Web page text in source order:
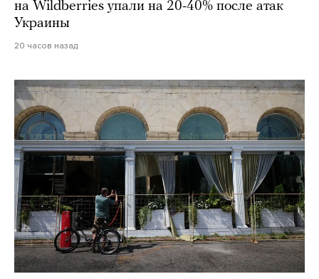
на Wildberries упали на 20-40% после атак
Украины
20 часов назад